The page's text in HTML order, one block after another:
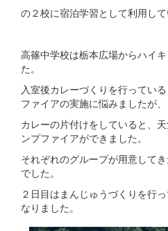
の２校に宿泊学習として利用して
高篠中学校は栃本広場からハイ
た。
入室後カレーづくりを行ってい
ファイアの実施に悩みましたが、
カレーの片付けをしていると、
ンプファイアができました。
それぞれのグループが用意して
でした。
２日目はまんじゅうづくりを行
なりました。